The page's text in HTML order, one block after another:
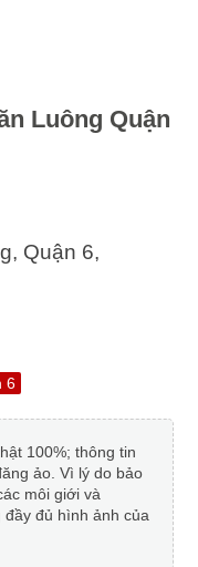
Luông Quận
Quận 6,
6
100%; thông tin
ảo. Vì lý do bảo
môi giới và
đủ hình ảnh của